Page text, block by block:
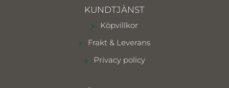
KUNDTJÄNST
Köpvillkor
Frakt & Leverans
Privacy policy